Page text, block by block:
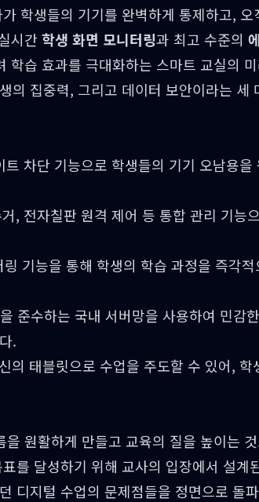
학생들의 기기를 완벽하게 통제하고,
시간학생 화면 모니터링과 최고 수준의
학습 효과를 극대화하는 스마트 교실의
의 집중력, 그리고 데이터 보안이라는 세
차단 기능으로 학생들의 기기 오남용을
, 전자칠판 원격 제어 등 통합 관리 기능
기능을 통해 학생의 학습 과정을 즉각
준수하는 국내 서버망을 사용하여 민감
.
의 태블릿으로 수업을 주도할 수 있어,
원활하게 만들고 교육의 질을 높이는
를 달성하기 위해 교사의 입장에서 설계
디지털 수업의 문제점들을 정면으로 돌